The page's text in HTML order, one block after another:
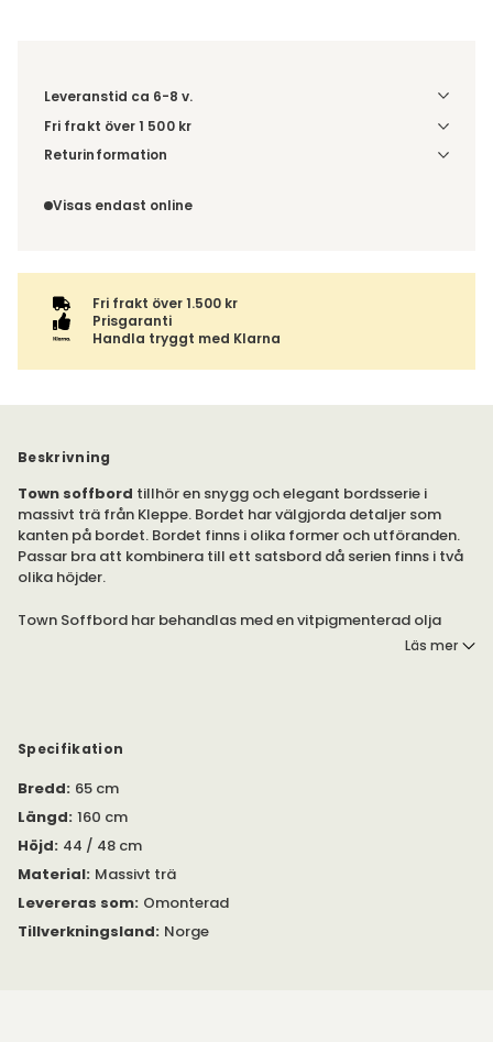
Leveranstid ca 6-8 v.
Fri frakt över 1 500 kr
Välj utförande via 'Gör dina val' för fraktinformation på din
Returinformation
inte av ångerrätten.
Visas endast online
Fri frakt över 1.500 kr
Prisgaranti
Handla tryggt med Klarna
Beskrivning
Town soffbord tillhör en snygg och elegant bordsserie i
massivt trä från Kleppe. Bordet har välgjorda detaljer som
kanten på bordet. Bordet finns i olika former och utföranden.
Passar bra att kombinera till ett satsbord då serien finns i två
olika höjder.
Town Soffbord har behandlas med en vitpigmenterad olja
(vitolja) eller pigmenterad olja som sen vaxats (espresso och
Läs mer
Specifikation
Bredd: 65 cm
Längd: 160 cm
Höjd: 44 / 48 cm
Material: Massivt trä
Levereras som: Omonterad
Tillverkningsland: Norge